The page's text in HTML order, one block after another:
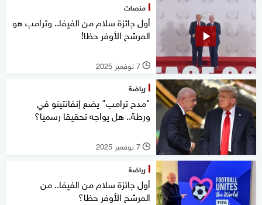
منصات
أول جائزة سلام من الفيفا.. وترامب هو
المرشح الأوفر حظا!
l 7 نوفمبر 2025
رياضة
"مدح ترامب" يضع إنفانتينو في
ورطة.. هل يواجه تحقيقا رسميا؟
l 7 نوفمبر 2025
رياضة
أول جائزة سلام من الفيفا.. من
المرشح الأوفر حظا؟